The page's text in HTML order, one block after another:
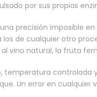
por sus propias
precisión imposible
de cualquier otro
vino natural, la fruta
temperatura controlada
Un error en cualquier